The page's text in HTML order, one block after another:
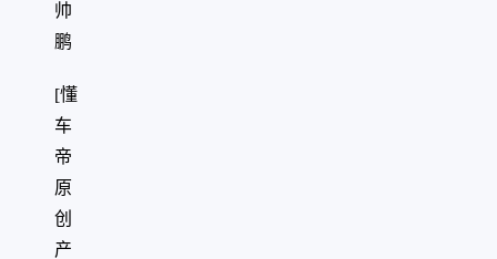
帅
鹏
[懂
车
帝
原
创
产